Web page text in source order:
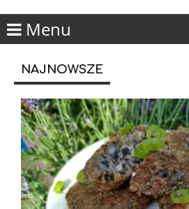
Menu
NAJNOWSZE